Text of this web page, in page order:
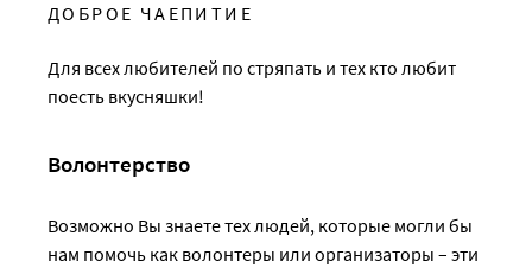
ДОБРОЕ ЧАЕПИТИЕ
Для всех любителей по стряпать и тех кто любит
поесть вкусняшки!
Волонтерство
Возможно Вы знаете тех людей, которые могли бы
нам помочь как волонтеры или организаторы – эти